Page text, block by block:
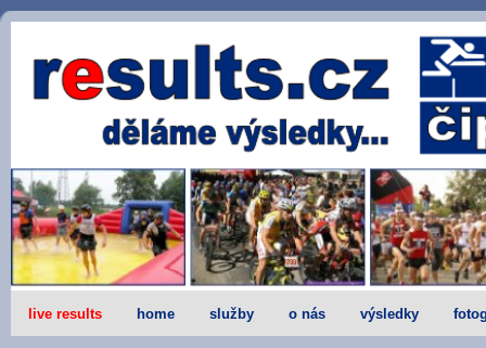
live results home služby o nás výsledky